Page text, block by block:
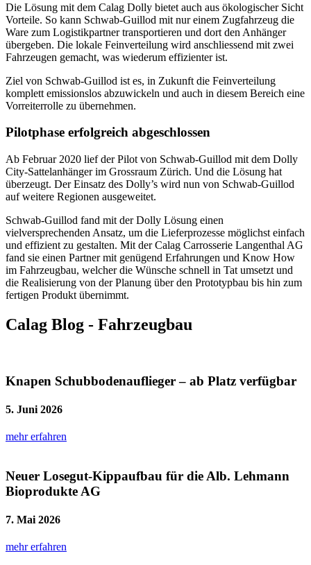
Die Lösung mit dem Calag Dolly bietet auch aus ökologischer Sicht
Vorteile. So kann Schwab-Guillod mit nur einem Zugfahrzeug die
Ware zum Logistikpartner transportieren und dort den Anhänger
übergeben. Die lokale Feinverteilung wird anschliessend mit zwei
Fahrzeugen gemacht, was wiederum effizienter ist.
Ziel von Schwab-Guillod ist es, in Zukunft die Feinverteilung
komplett emissionslos abzuwickeln und auch in diesem Bereich eine
Vorreiterrolle zu übernehmen.
Pilotphase erfolgreich abgeschlossen
Ab Februar 2020 lief der Pilot von Schwab-Guillod mit dem Dolly
City-Sattelanhänger im Grossraum Zürich. Und die Lösung hat
überzeugt. Der Einsatz des Dolly’s wird nun von Schwab-Guillod
auf weitere Regionen ausgeweitet.
Schwab-Guillod fand mit der Dolly Lösung einen
vielversprechenden Ansatz, um die Lieferprozesse möglichst einfach
und effizient zu gestalten. Mit der Calag Carrosserie Langenthal AG
fand sie einen Partner mit genügend Erfahrungen und Know How
im Fahrzeugbau, welcher die Wünsche schnell in Tat umsetzt und
die Realisierung von der Planung über den Prototypbau bis hin zum
fertigen Produkt übernimmt.
Calag Blog - Fahrzeugbau
Knapen Schubbodenauflieger – ab Platz verfügbar
5. Juni 2026
mehr erfahren
Neuer Losegut-Kippaufbau für die Alb. Lehmann
Bioprodukte AG
7. Mai 2026
mehr erfahren